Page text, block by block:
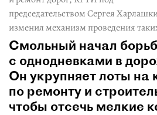
председательством Сергея
изменил механизм проведения
Смольный начал
с однодневками в
Он укрупняет лоты на
по ремонту и
чтобы отсечь мелкие